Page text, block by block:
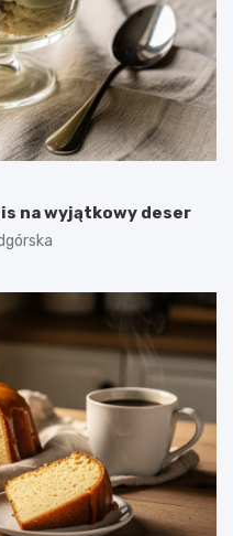
na wyjątkowy deser